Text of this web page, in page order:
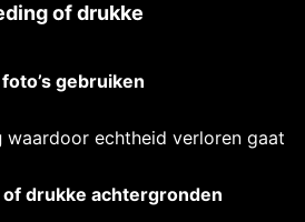
of drukke
gebruiken
waardoor echtheid verloren gaat
drukke achtergronden